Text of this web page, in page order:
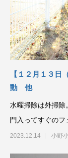
【１２月１３日
動 他
水曜掃除は外掃除
門入ってすぐのフ
ベンチャ
2023.12.14 小野